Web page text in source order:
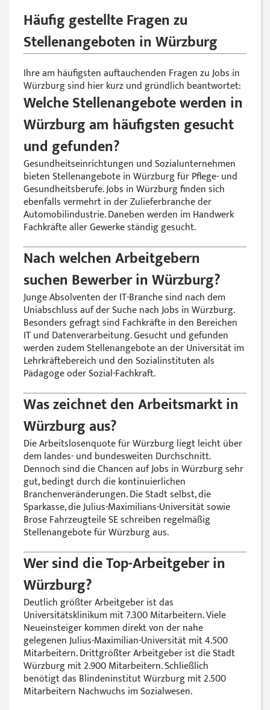
Häufig gestellte Fragen zu
Stellenangeboten in Würzburg
Ihre am häufigsten auftauchenden Fragen zu Jobs in
Würzburg sind hier kurz und gründlich beantwortet:
Welche Stellenangebote werden in
Würzburg am häufigsten gesucht
und gefunden?
Gesundheitseinrichtungen und Sozialunternehmen
bieten Stellenangebote in Würzburg für Pflege- und
Gesundheitsberufe. Jobs in Würzburg finden sich
ebenfalls vermehrt in der Zulieferbranche der
Automobilindustrie. Daneben werden im Handwerk
Fachkräfte aller Gewerke ständig gesucht.
Nach welchen Arbeitgebern
suchen Bewerber in Würzburg?
Junge Absolventen der IT-Branche sind nach dem
Uniabschluss auf der Suche nach Jobs in Würzburg.
Besonders gefragt sind Fachkräfte in den Bereichen
IT und Datenverarbeitung. Gesucht und gefunden
werden zudem Stellenangebote an der Universität im
Lehrkräftebereich und den Sozialinstituten als
Pädagoge oder Sozial-Fachkraft.
Was zeichnet den Arbeitsmarkt in
Würzburg aus?
Die Arbeitslosenquote für Würzburg liegt leicht über
dem landes- und bundesweiten Durchschnitt.
Dennoch sind die Chancen auf Jobs in Würzburg sehr
gut, bedingt durch die kontinuierlichen
Branchenveränderungen. Die Stadt selbst, die
Sparkasse, die Julius-Maximilians-Universität sowie
Brose Fahrzeugteile SE schreiben regelmäßig
Stellenangebote für Würzburg aus.
Wer sind die Top-Arbeitgeber in
Würzburg?
Deutlich größter Arbeitgeber ist das
Universitätsklinikum mit 7.300 Mitarbeitern. Viele
Neueinsteiger kommen direkt von der nahe
gelegenen Julius-Maximilian-Universität mit 4.500
Mitarbeitern. Drittgrößter Arbeitgeber ist die Stadt
Würzburg mit 2.900 Mitarbeitern. Schließlich
benötigt das Blindeninstitut Würzburg mit 2.500
Mitarbeitern Nachwuchs im Sozialwesen.